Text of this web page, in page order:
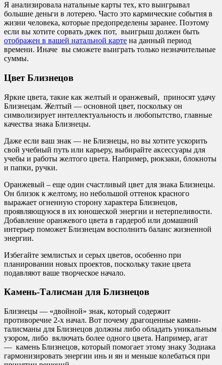
Я анализировала натальные карты тех, кто выигрывал
большие деньги в лотерею. Часто это кармические события в
жизни человека, которые предопределены заранее. Поэтому
если вы хотите сорвать джек пот, выигрыш должен быть
отображен в вашей натальной карте на данный период
времени. Иначе вы сможете выиграть только незначительные
суммы.
Цвет Близнецов
Яркие цвета, такие как желтый и оранжевый, приносят удачу
Близнецам. Желтый — основной цвет, поскольку он
символизирует интеллектуальность и любопытство, главные
качества знака Близнецы.
Даже если ваш знак — не Близнецы, но вы хотите ускорить
свой учебный путь или карьеру, выбирайте аксессуары для
учебы и работы желтого цвета. Например, рюкзаки, блокноты
и папки, ручки.
Оранжевый – еще один счастливый цвет для знака Близнецы.
Он близок к желтому, но небольшой оттенок красного
выражает огненную сторону характера Близнецов,
проявляющуюся в их юношеской энергии и нетерпеливости.
Добавление оранжевого цвета в гардероб или домашний
интерьер поможет Близнецам восполнить баланс жизненной
энергии.
Избегайте землистых и серых цветов, особенно при
планировании новых проектов, поскольку такие цвета
подавляют ваше творческое начало.
Камень-Талисман для Близнецов
Близнецы — «двойной» знак, который содержит
противоречие 2-х начал. Вот почему драгоценные камни-
талисманы для Близнецов должны либо обладать уникальным
узором, либо включать более одного цвета. Например, агат
— камень Близнецов, который помогает этому знаку Зодиака
гармонизировать энергии инь и ян и меньше колебаться при